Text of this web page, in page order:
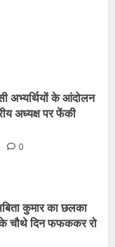
अभ्यर्थियों के आंदोलन
अध्यक्ष पर फेंकी
0
कुमार का छलका
चौथे दिन फफककर रो